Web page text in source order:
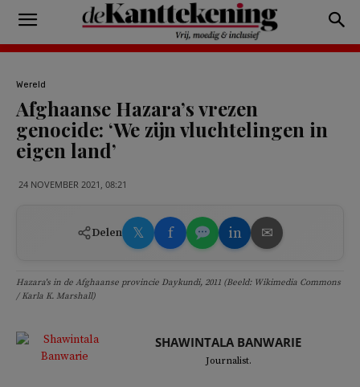
Wereld
Afghaanse Hazara’s vrezen
genocide: ‘We zijn vluchtelingen in
eigen land’
24 NOVEMBER 2021, 08:21
Delen 𝕏 f in ✉
Hazara's in de Afghaanse provincie Daykundi, 2011 (Beeld: Wikimedia Commons
/ Karla K. Marshall)
SHAWINTALA BANWARIE
Journalist.